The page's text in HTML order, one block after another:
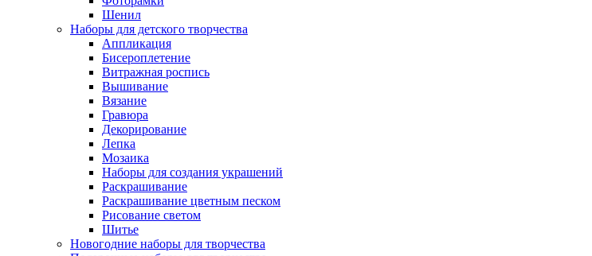
Шенил
Наборы для детского творчества
Аппликация
Бисероплетение
Витражная роспись
Вышивание
Вязание
Гравюра
Декорирование
Лепка
Мозаика
Наборы для создания украшений
Раскрашивание
Раскрашивание цветным песком
Рисование светом
Шитье
Новогодние наборы для творчества